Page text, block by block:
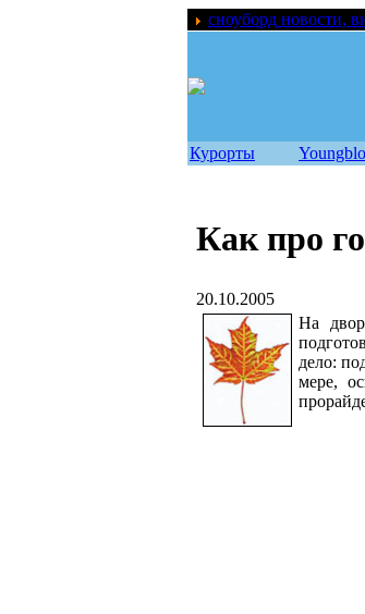
сноуборд новости,
Курорты
Как про
20.10.2005
На
дело:
мере,